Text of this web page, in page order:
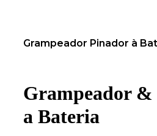
Grampeador Pinador à
Grampeador
a Bateria